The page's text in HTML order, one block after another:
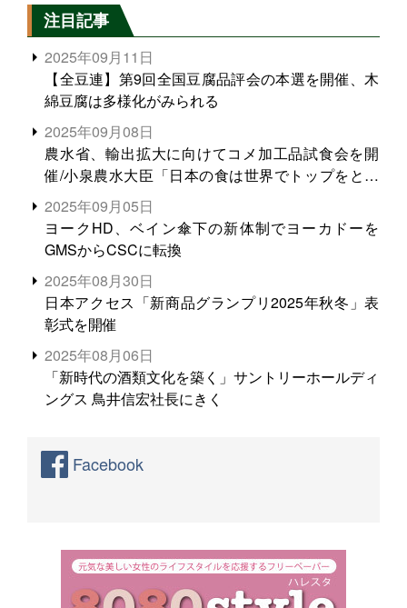
注目記事
2025年09月11日
【全豆連】第9回全国豆腐品評会の本選を開催、木
綿豆腐は多様化がみられる
2025年09月08日
農水省、輸出拡大に向けてコメ加工品試食会を開
催/小泉農水大臣「日本の食は世界でトップをとれ
る。米増産に向けて、米輸出需要の拡大を」
2025年09月05日
ヨークHD、ベイン傘下の新体制でヨーカドーを
GMSからCSCに転換
2025年08月30日
日本アクセス「新商品グランプリ2025年秋冬」表
彰式を開催
2025年08月06日
「新時代の酒類文化を築く」サントリーホールディ
ングス 鳥井信宏社長にきく
Facebook